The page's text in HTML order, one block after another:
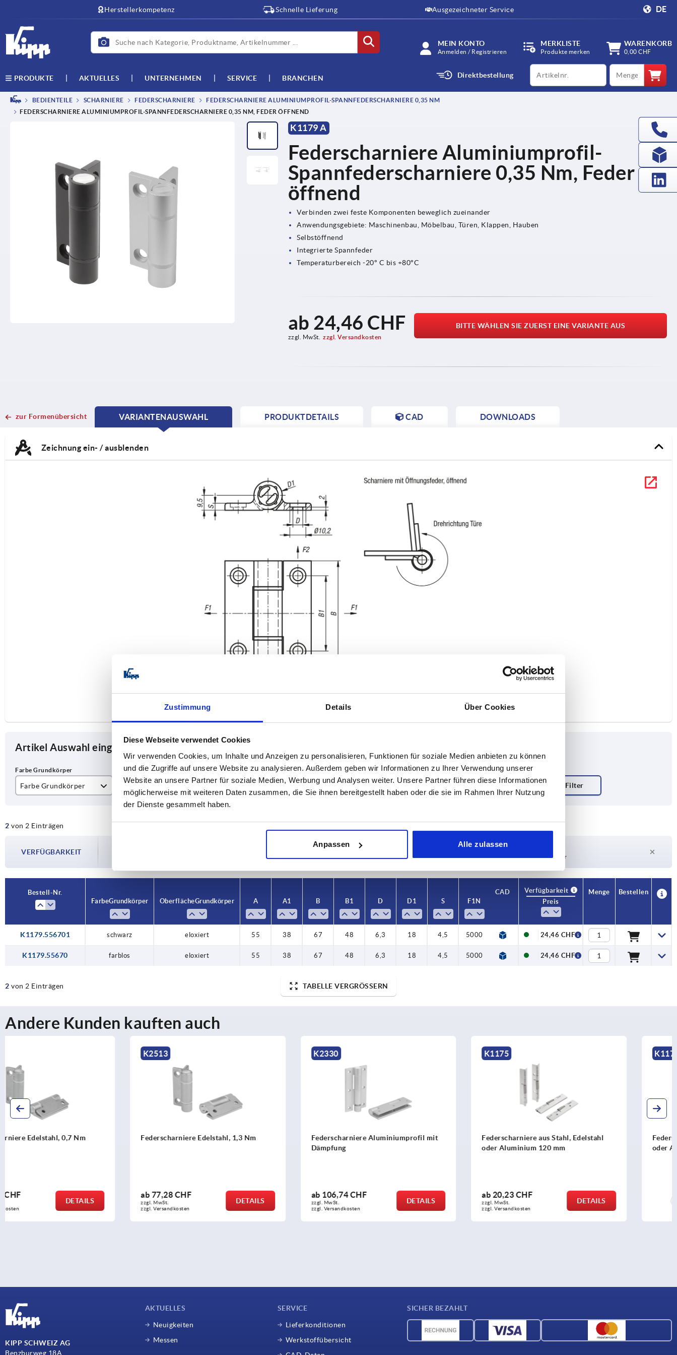
Zustimmung Details Über Cookies
Diese Webseite verwendet Cookies
Wir verwenden Cookies, um Inhalte und Anzeigen zu personalisieren, Funktionen für soziale Medien anbieten zu können
und die Zugriffe auf unsere Website zu analysieren. Außerdem geben wir Informationen zu Ihrer Verwendung unserer
Website an unsere Partner für soziale Medien, Werbung und Analysen weiter. Unsere Partner führen diese Informationen
möglicherweise mit weiteren Daten zusammen, die Sie ihnen bereitgestellt haben oder die sie im Rahmen Ihrer Nutzung
der Dienste gesammelt haben.
Anpassen Alle zulassen
Herstellerkompetenz Schnelle Lieferung Ausgezeichneter Service DE
MEIN KONTO
Anmelden / Registrieren
MERKLISTE
Produkte merken
WARENKORB
0,00 CHF
PRODUKTE AKTUELLES UNTERNEHMEN SERVICE BRANCHEN Direktbestellung
productCode qty
BEDIENTEILE SCHARNIERE FEDERSCHARNIERE
FEDERSCHARNIERE ALUMINIUMPROFIL-SPANNFEDERSCHARNIERE 0,35 NM
FEDERSCHARNIERE ALUMINIUMPROFIL-SPANNFEDERSCHARNIERE 0,35 NM, FEDER ÖFFNEND
K1179 A
Federscharniere Aluminiumprofil-
Spannfederscharniere 0,35 Nm, Feder
öffnend
Verbinden zwei feste Komponenten beweglich zueinander
Anwendungsgebiete: Maschinenbau, Möbelbau, Türen, Klappen, Hauben
Selbstöffnend
Integrierte Spannfeder
Temperaturbereich -20° C bis +80°C
ab 24,46 CHF
zzgl. MwSt. zzgl. Versandkosten
BITTE WÄHLEN SIE ZUERST EINE VARIANTE AUS
zur Formenübersicht
VARIANTENAUSWAHL
CURRENT
CURRENT
PRODUKTDETAILS CAD DOWNLOADS
Zeichnung ein- / ausblenden
Artikel Auswahl eingrenzen
Farbe Grundkörper
schwarz
eloxiert 55
A1
2 von 2 Einträgen
VERFÜGBARKEIT
Die Verfügbarkeiten werden in regelmäßigen Abständen mehrmals täglich aktualisiert.
Lieferzeit auf Anfrage
4-20 Tage
Derzeit nicht auf Lager
Bestell-Nr.
Farbe Grundkörper
Oberfläche Grundkörper A A1 B B1 D D1 S F1 N
CAD
Verfügbarkeit
Preis
Menge Bestellen
K1179.556701 schwarz eloxiert 55 38 67 48 6,3 18 4,5 5000 4200 24,46 CHF
K1179.55670 farblos eloxiert 55 38 67 48 6,3 18 4,5 5000 4200 24,46 CHF
2 von 2 Einträgen TABELLE VERGRÖSSERN
Andere Kunden kauften auch
Federscharniere Edelstahl, 1,3 Nm
ab 77,28 CHF
zzgl. Versandkosten
Federscharniere Aluminiumprofil mit
ab 106,74 CHF
zzgl. Versandkosten
Federscharniere aus Stahl, Edelstahl
ab 20,23 CHF
zzgl. Versandkosten
Federscharniere aus Stahl, Edelstahl
oder Aluminium 50 mm
ab 7,43 CHF
zzgl. Versandkosten
KIPP SCHWEIZ AG
Benzburweg 18A
AKTUELLES
Neuigkeiten
Messen
SERVICE
Lieferkonditionen
Werkstoffübersicht
SICHER BEZAHLT